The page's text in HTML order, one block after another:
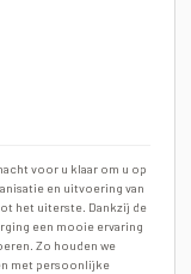
voor u klaar om u op
en uitvoering van
het uiterste. Dankzij de
een mooie ervaring
Zo houden we
met persoonlijke